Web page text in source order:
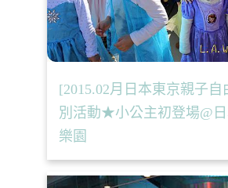
[2015.02月日本東京親子自
別活動★小公主初登場@
樂園